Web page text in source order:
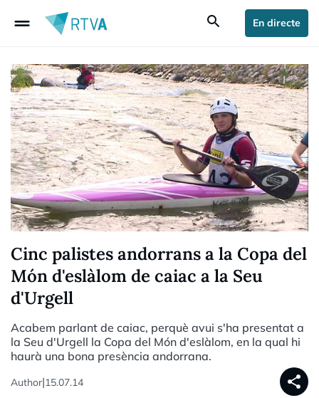
drag_handle search En directe
Cinc palistes andorrans a la Copa del
Món d'eslàlom de caiac a la Seu
d'Urgell
Acabem parlant de caiac, perquè avui s'ha presentat a
la Seu d'Urgell la Copa del Món d'eslàlom, en la qual hi
haurà una bona presència andorrana.
Author|15.07.14 share